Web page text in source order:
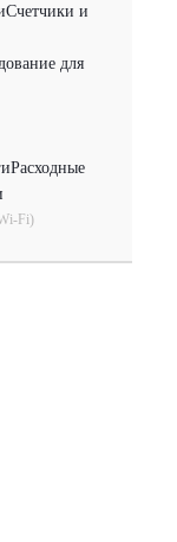
Счетчики и
для
Расходные
Fi)